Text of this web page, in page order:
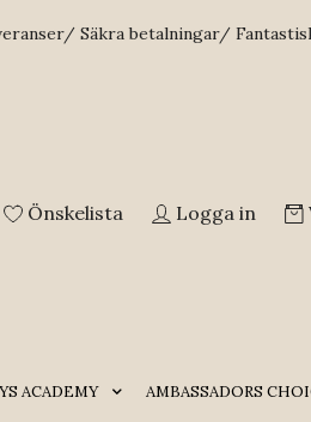
Säkra betalningar/
Önskelista Logga in
ACADEMY
AMBASSADORS